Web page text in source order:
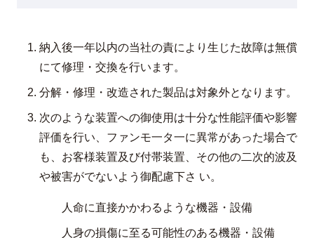
納入後一年以内の当社の責により生じた故障は無償
にて修理・交換を行います。
分解・修理・改造された製品は対象外となります。
次のような装置への御使用は十分な性能評価や影響
評価を行い、ファンモ一タ一に異常があった場合で
も、お客様装置及び付帯装置、その他の二次的波及
や被害がでないよう御配慮下さ い。
人命に直接かかわるような機器・設備
人身の損傷に至る可能性のある機器・設備